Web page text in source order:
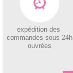
expédition des
commandes sous 24h
ouvrées